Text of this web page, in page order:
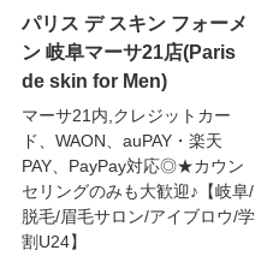
パリス デ スキン フォーメ
ン 岐阜マーサ21店(Paris
de skin for Men)
マーサ21内,クレジットカー
ド、WAON、auPAY・楽天
PAY、PayPay対応◎★カウン
セリングのみも大歓迎♪【岐阜/
脱毛/眉毛サロン/アイブロウ/学
割U24】